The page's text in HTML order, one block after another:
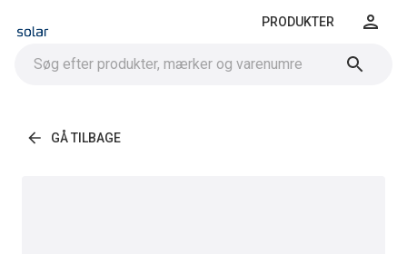
PRODUKTER
GÅ TILBAGE